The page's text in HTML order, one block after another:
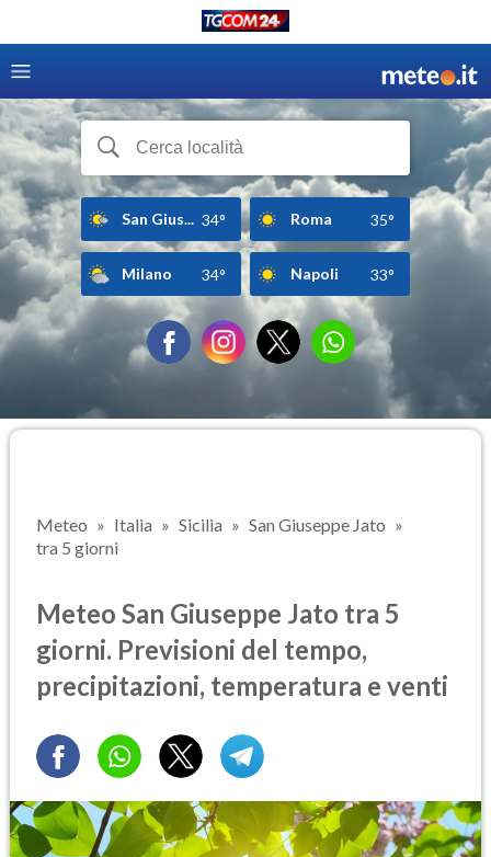
San Gius... 34° Roma 35°
Milano 34° Napoli 33°
Meteo Italia Sicilia
San Giuseppe Jato
tra 5 giorni
Meteo San Giuseppe Jato tra 5
giorni. Previsioni del tempo,
precipitazioni, temperatura e venti